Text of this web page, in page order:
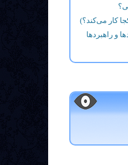
کار می‌کند؟)
و راهبردها